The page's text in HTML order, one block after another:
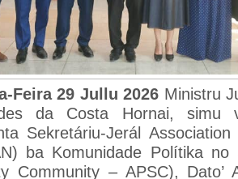
Feira 29 Jullu 2026 Ministru
da Costa Hornai, simu
Sekretáriu-Jerál
ba Komunidade Polítika no
Community – APSC), Dato’